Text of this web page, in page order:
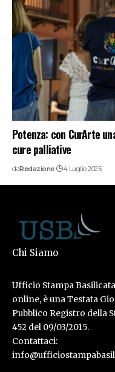
Potenza: con CurArte
cure palliative
daRedazione 4 Luglio 2025
Chi Siamo
Ufficio Stampa
online, è una Testata
Pubblico Registro della
452 del 09/03/2015.
Contattaci: